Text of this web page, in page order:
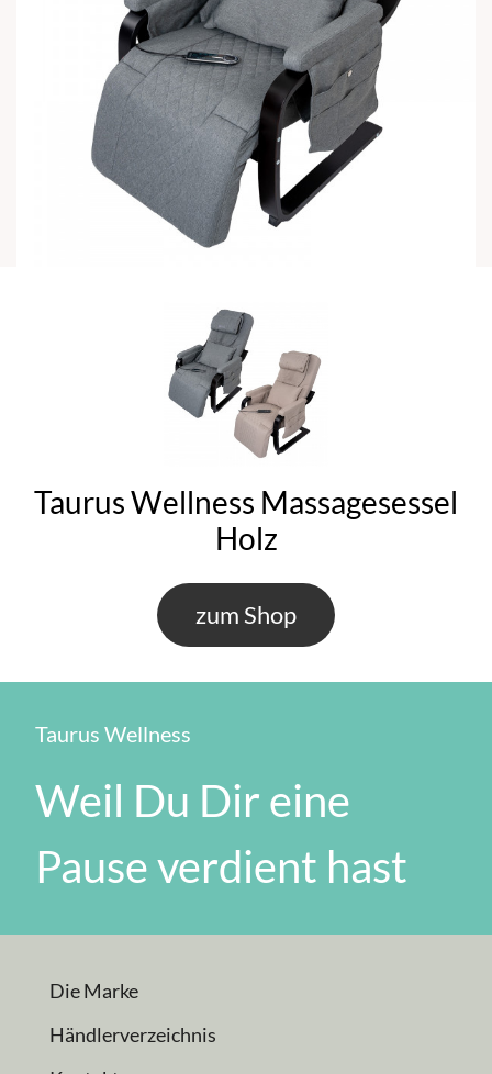
Taurus Wellness Massagesessel
Holz
zum Shop
Taurus Wellness
Weil Du Dir eine
Pause verdient hast
Die Marke
Händlerverzeichnis